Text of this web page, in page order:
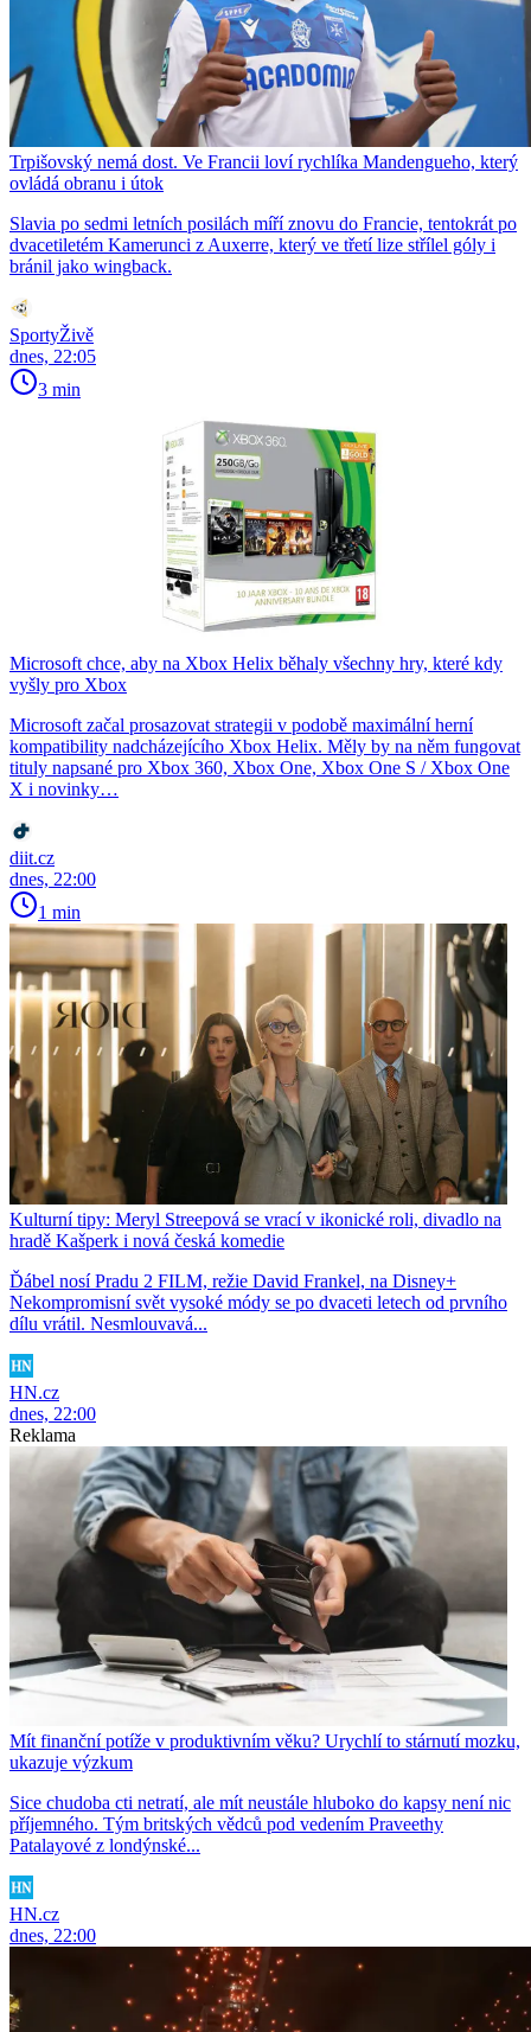
Trpišovský nemá dost. Ve Francii loví rychlíka Mandengueho, který
ovládá obranu i útok
Slavia po sedmi letních posilách míří znovu do Francie, tentokrát po
dvacetiletém Kamerunci z Auxerre, který ve třetí lize střílel góly i
bránil jako wingback.
SportyŽivě
dnes, 22:05
3 min
Microsoft chce, aby na Xbox Helix běhaly všechny hry, které kdy
vyšly pro Xbox
Microsoft začal prosazovat strategii v podobě maximální herní
kompatibility nadcházejícího Xbox Helix. Měly by na něm fungovat
tituly napsané pro Xbox 360, Xbox One, Xbox One S / Xbox One
X i novinky…
diit.cz
dnes, 22:00
1 min
Kulturní tipy: Meryl Streepová se vrací v ikonické roli, divadlo na
hradě Kašperk i nová česká komedie
Ďábel nosí Pradu 2 FILM, režie David Frankel, na Disney+
Nekompromisní svět vysoké módy se po dvaceti letech od prvního
dílu vrátil. Nesmlouvavá...
HN.cz
dnes, 22:00
Reklama
Mít finanční potíže v produktivním věku? Urychlí to stárnutí mozku,
ukazuje výzkum
Sice chudoba cti netratí, ale mít neustále hluboko do kapsy není nic
příjemného. Tým britských vědců pod vedením Praveethy
Patalayové z londýnské...
HN.cz
dnes, 22:00